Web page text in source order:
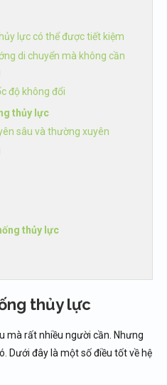
lực có thể được tiết kiệm
di chuyển mà không cần
độ không đổi
thủy lực
sâu và thường xuyên
thủy lực
thủy lực
mà rất nhiều người cần. Nhưng
Dưới đây là một số điều tốt về hệ